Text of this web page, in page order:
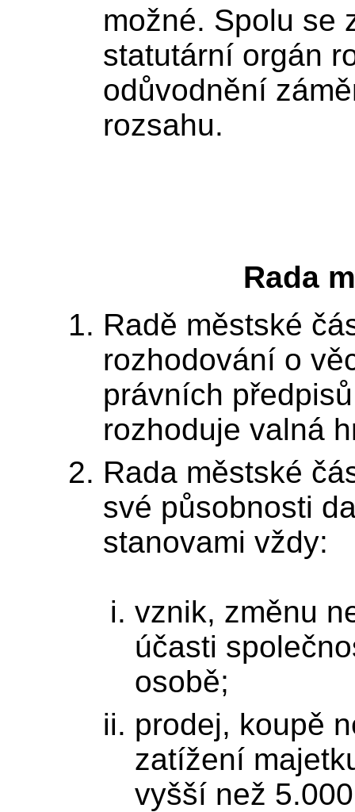
možné. Spolu se
statutární orgán
odůvodnění
rozsahu.
Rada
Radě městské
rozhodování o
právních
rozhoduje valná
Rada městské
své působnosti
stanovami vždy:
vznik, změnu
účasti
osobě;
prodej, koupě
zatížení
vyšší než